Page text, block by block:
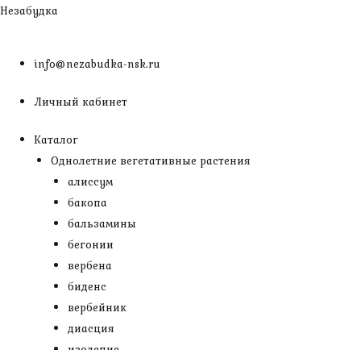
Перейти
Незабудка
info@nezabudka-nsk.ru
Личный кабинет
Каталог
Однолетние вегетативные растения
алиссум
бакопа
бальзамины
бегонии
вербена
биденс
вербейник
диасция